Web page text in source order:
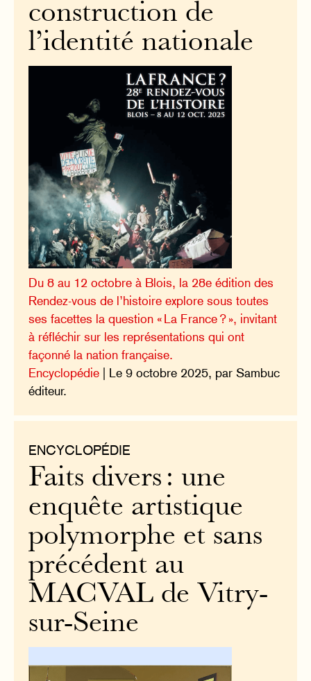
construction de
l’identité nationale
Du 8 au 12 octobre à Blois, la 28e édition des
Rendez-vous de l’histoire explore sous toutes
ses facettes la question « La France ? », invitant
à réfléchir sur les représentations qui ont
façonné la nation française.
Encyclopédie | Le 9 octobre 2025, par Sambuc
éditeur.
ENCYCLOPÉDIE
Faits divers : une
enquête artistique
polymorphe et sans
précédent au
MACVAL de Vitry-
sur-Seine